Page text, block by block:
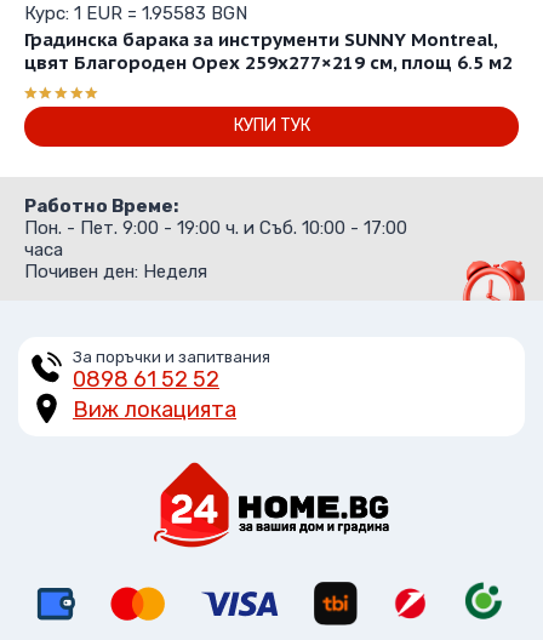
Градинска барака за инструменти SUNNY Montreal,
цвят Благороден Орех 259х277×219 см, площ 6.5 м2
Оценено с
5.00
от 5
price
was:
730.00€
1,427.76 лв..
е:
547.00€
1,069.84 лв..
Курс: 1 EUR = 1.95583 BGN
КУПИ ТУК
Работно Време:
Пон. - Пет. 9:00 - 19:00 ч. и Съб. 10:00 - 17:00
часа
Почивен ден: Неделя
За поръчки и запитвания
0898 61 52 52
Виж локацията